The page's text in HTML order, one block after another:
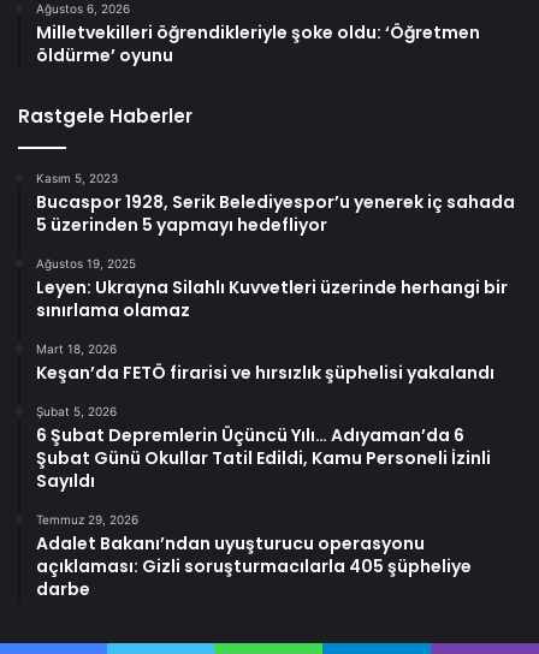
Ağustos 6, 2026
Milletvekilleri öğrendikleriyle şoke oldu: ‘Öğretmen
öldürme’ oyunu
Rastgele Haberler
Kasım 5, 2023
Bucaspor 1928, Serik Belediyespor’u yenerek iç sahada
5 üzerinden 5 yapmayı hedefliyor
Ağustos 19, 2025
Leyen: Ukrayna Silahlı Kuvvetleri üzerinde herhangi bir
sınırlama olamaz
Mart 18, 2026
Keşan’da FETÖ firarisi ve hırsızlık şüphelisi yakalandı
Şubat 5, 2026
6 Şubat Depremlerin Üçüncü Yılı… Adıyaman’da 6
Şubat Günü Okullar Tatil Edildi, Kamu Personeli İzinli
Sayıldı
Temmuz 29, 2026
Adalet Bakanı’ndan uyuşturucu operasyonu
açıklaması: Gizli soruşturmacılarla 405 şüpheliye
darbe